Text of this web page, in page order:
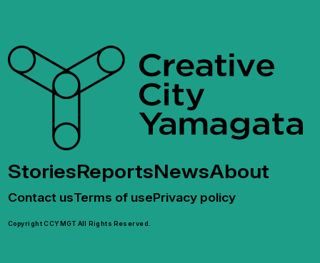
StoriesReportsNewsAbout
Contact usTerms of usePrivacy policy
Copyright CCYMGT All Rights Reserved.